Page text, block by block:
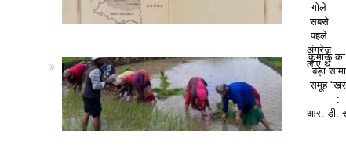
गोले
सबसे
पहले
अंग्रेज़
लाए थे
कुमाऊं
बड़ा
समूह
:
आर. डी.